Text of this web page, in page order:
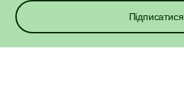
Підписатися